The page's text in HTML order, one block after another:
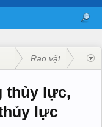
DOANH
Rao vặt
thủy lực,
lực